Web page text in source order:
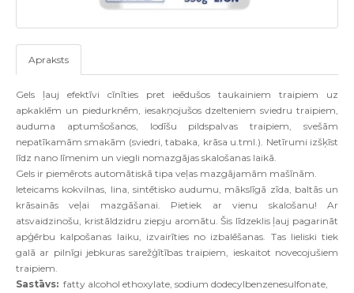
Apraksts
Gels ļauj efektīvi cīnīties pret ieēdušos taukainiem traipiem uz
apkaklēm un piedurknēm, iesakņojušos dzelteniem sviedru traipiem,
auduma aptumšošanos, lodīšu pildspalvas traipiem, svešām
nepatīkamām smakām (sviedri, tabaka, krāsa u.tml.). Netīrumi izšķīst
līdz nano līmenim un viegli nomazgājas skalošanas laikā.
Gels ir piemērots automātiskā tipa veļas mazgājamām mašīnām.
Ieteicams kokvilnas, lina, sintētisko audumu, mākslīgā zīda, baltās un
krāsainās veļai mazgāšanai. Pietiek ar vienu skalošanu! Ar
atsvaidzinošu, kristāldzidru ziepju aromātu. Šis līdzeklis ļauj pagarināt
apģērbu kalpošanas laiku, izvairīties no izbalēšanas. Tas lieliski tiek
galā ar pilnīgi jebkuras sarežģītības traipiem, ieskaitot novecojušiem
traipiem.
Sastāvs: fatty alcohol ethoxylate, sodium dodecylbenzenesulfonate,